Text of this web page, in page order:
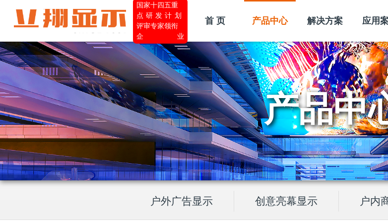
国家十四五重
点研发计划
评审专家领衔
企业
首 页 产品中心 解决方案 应用
产品中
户外广告显示 创意亮幕显示 户内